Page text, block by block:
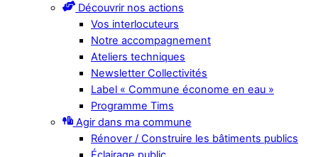
Découvrir nos actions
Vos interlocuteurs
Notre accompagnement
Ateliers techniques
Newsletter Collectivités
Label « Commune économe en eau »
Programme Tims
Agir dans ma commune
Rénover / Construire les bâtiments publics